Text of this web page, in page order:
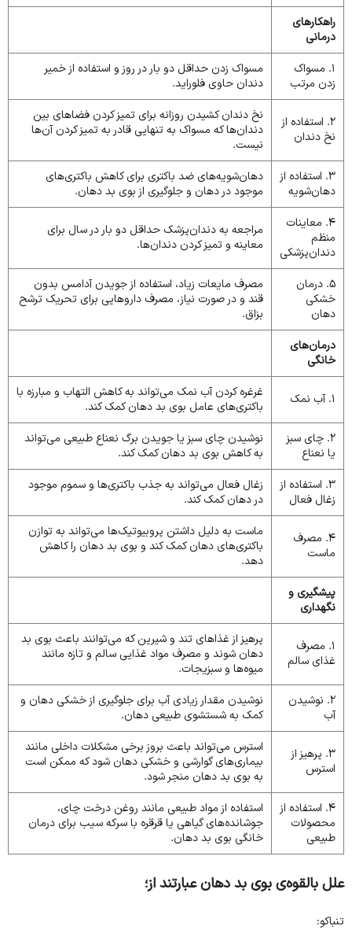
راهکارهای
درمانی
1. مسواک
زدن مرتب
مسواک زدن حداقل دو بار در روز و استفاده از خمیر
دندان حاوی فلوراید.
2. استفاده از
نخ دندان
نخ دندان کشیدن روزانه برای تمیز کردن فضاهای بین
دندان‌ها که مسواک به تنهایی قادر به تمیز کردن آن‌ها
نیست.
3. استفاده از
دهان‌شویه
دهان‌شویه‌های ضد باکتری برای کاهش باکتری‌های
موجود در دهان و جلوگیری از بوی بد دهان.
4. معاینات
منظم
دندان‌پزشکی
مراجعه به دندان‌پزشک حداقل دو بار در سال برای
معاینه و تمیز کردن دندان‌ها.
5. درمان
خشکی
دهان
مصرف مایعات زیاد، استفاده از جویدن آدامس بدون
قند و در صورت نیاز، مصرف داروهایی برای تحریک ترشح
بزاق.
درمان‌های
خانگی
1. آب نمک
غرغره کردن آب نمک می‌تواند به کاهش التهاب و مبارزه با
باکتری‌های عامل بوی بد دهان کمک کند.
2. چای سبز
یا نعناع
نوشیدن چای سبز یا جویدن برگ نعناع طبیعی می‌تواند
به کاهش بوی بد دهان کمک کند.
3. استفاده از
زغال فعال
زغال فعال می‌تواند به جذب باکتری‌ها و سموم موجود
در دهان کمک کند.
4. مصرف
ماست
ماست به دلیل داشتن پروبیوتیک‌ها می‌تواند به توازن
باکتری‌های دهان کمک کند و بوی بد دهان را کاهش
دهد.
پیشگیری و
نگهداری
1. مصرف
غذای سالم
پرهیز از غذاهای تند و شیرین که می‌توانند باعث بوی بد
دهان شوند و مصرف مواد غذایی سالم و تازه مانند
میوه‌ها و سبزیجات.
2. نوشیدن
آب
نوشیدن مقدار زیادی آب برای جلوگیری از خشکی دهان و
کمک به شستشوی طبیعی دهان.
3. پرهیز از
استرس
استرس می‌تواند باعث بروز برخی مشکلات داخلی مانند
بیماری‌های گوارشی و خشکی دهان شود که ممکن است
به بوی بد دهان منجر شود.
4. استفاده از
محصولات
طبیعی
استفاده از مواد طبیعی مانند روغن درخت چای،
جوشانده‌های گیاهی یا قرقره با سرکه سیب برای درمان
خانگی بوی بد دهان.
علل بالقوه‌ی بوی بد دهان عبارتند از؛
تنباکو: